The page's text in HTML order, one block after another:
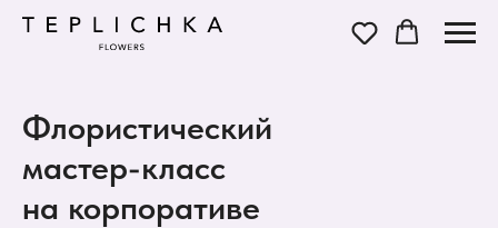
Флористический
мастер-класс
на корпоративе